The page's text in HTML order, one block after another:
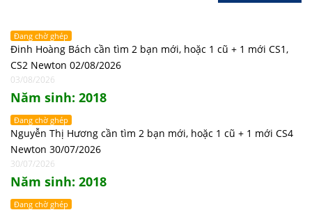
Đang chờ ghép
Đinh Hoàng Bách cần tìm 2 bạn mới, hoặc 1 cũ + 1 mới CS1,
CS2 Newton 02/08/2026
03/08/2026
Năm sinh: 2018
Đang chờ ghép
Nguyễn Thị Hương cần tìm 2 bạn mới, hoặc 1 cũ + 1 mới CS4
Newton 30/07/2026
30/07/2026
Năm sinh: 2018
Đang chờ ghép